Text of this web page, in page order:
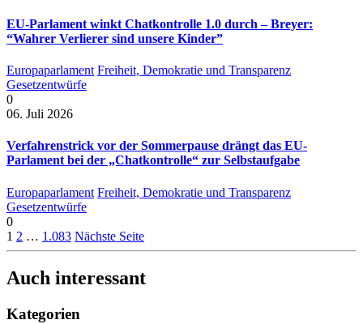
EU-Parlament winkt Chatkontrolle 1.0 durch – Breyer:
“Wahrer Verlierer sind unsere Kinder”
Europaparlament Freiheit, Demokratie und Transparenz
Gesetzentwürfe
0
06. Juli 2026
Verfahrenstrick vor der Sommerpause drängt das EU-
Parlament bei der „Chatkontrolle“ zur Selbstaufgabe
Europaparlament Freiheit, Demokratie und Transparenz
Gesetzentwürfe
0
1 2 … 1.083 Nächste Seite
Auch interessant
Kategorien